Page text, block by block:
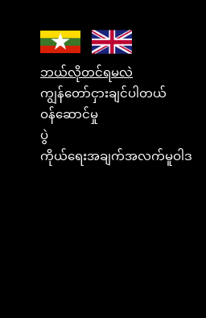
ဘယ်လိုတင်ရမလဲ
ကျွန်တော်ငှားချင်ပါတယ်
ဝန်ဆောင်မှု
ပွဲ
ကိုယ်ရေးအချက်အလက်မူဝါဒ